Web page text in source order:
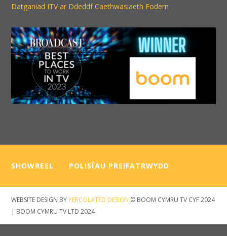
Datganiad ITV ar Ddeddf Caethwasiaeth Fodern
SHOWREEL POLISÏAU PREIFATRWYDD
WEBSITE DESIGN BY PERCOLATED DESIGN © BOOM CYMRU TV CYF 2024
| BOOM CYMRU TV LTD 2024